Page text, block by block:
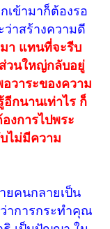
เข้ามาก็ต้องรอ
ว่าสร้างความดี
า แทนที่จะรีบ
วนใหญ่กลับอยู่
อวาระของความ
กนานเท่าไร ก็
งการไปพระ
ไม่มีความ
ยคนกลายเป็น
าการกระทำคุณ